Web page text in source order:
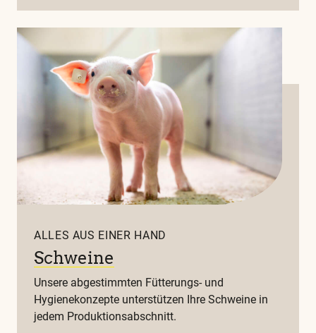
ALLES AUS EINER HAND
Schweine
Unsere abgestimmten Fütterungs- und
Hygienekonzepte unterstützen Ihre Schweine in
jedem Produktionsabschnitt.